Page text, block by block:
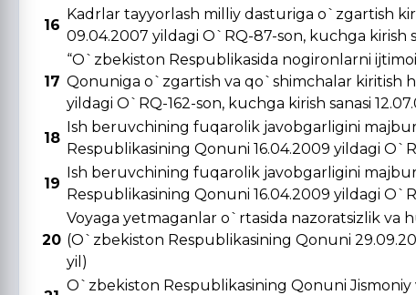
16
Kadrlar tayyorlash milliy dasturiga o`zgartish
09.04.2007 yildagi O`RQ-87-son, kuchga kirish
17
“O`zbekiston Respublikasida nogironlarni
Qonuniga o`zgartish va qo`shimchalar kiritish
yildagi O`RQ-162-son, kuchga kirish sanasi
18
Ish beruvchining fuqarolik javobgarligini
Respublikasining Qonuni 16.04.2009 yildagi
19
Ish beruvchining fuqarolik javobgarligini
Respublikasining Qonuni 16.04.2009 yildagi
20
Voyaga yetmaganlar o`rtasida nazoratsizlik
(O`zbekiston Respublikasining Qonuni
yil)
O`zbekiston Respublikasining Qonuni